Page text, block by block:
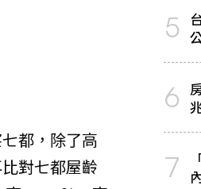
都，除了高
對七都屋齡
5
6
7